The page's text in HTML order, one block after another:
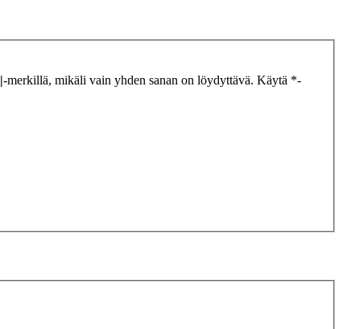
|-merkillä, mikäli vain yhden sanan on löydyttävä. Käytä *-